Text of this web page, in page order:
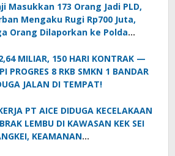
Masukkan 173 Orang Jadi PLD,
Mengaku Rugi Rp700 Juta,
Orang Dilaporkan ke Polda
MILIAR, 150 HARI KONTRAK —
PROGRES 8 RKB SMKN 1 BANDAR
JALAN DI TEMPAT!
PT AICE DIDUGA KECELAKAAN
LEMBU DI KAWASAN KEK SEI
KEAMANAN